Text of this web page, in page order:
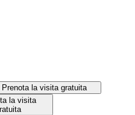
Prenota la visita gratuita
la visita